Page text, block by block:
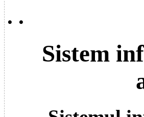
. .
Sistem